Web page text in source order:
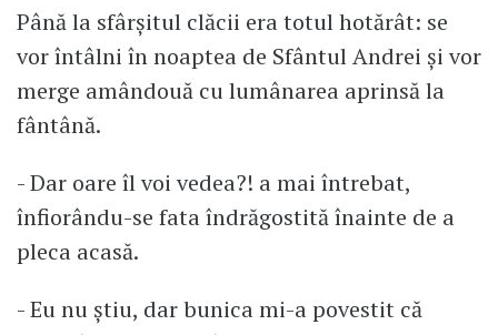
Până la sfârșitul clăcii era totul hotărât: se
vor întâlni în noaptea de Sfântul Andrei și vor
merge amândouă cu lumânarea aprinsă la
fântână.
- Dar oare îl voi vedea?! a mai întrebat,
înfiorându-se fata îndrăgostită înainte de a
pleca acasă.
- Eu nu știu, dar bunica mi-a povestit că